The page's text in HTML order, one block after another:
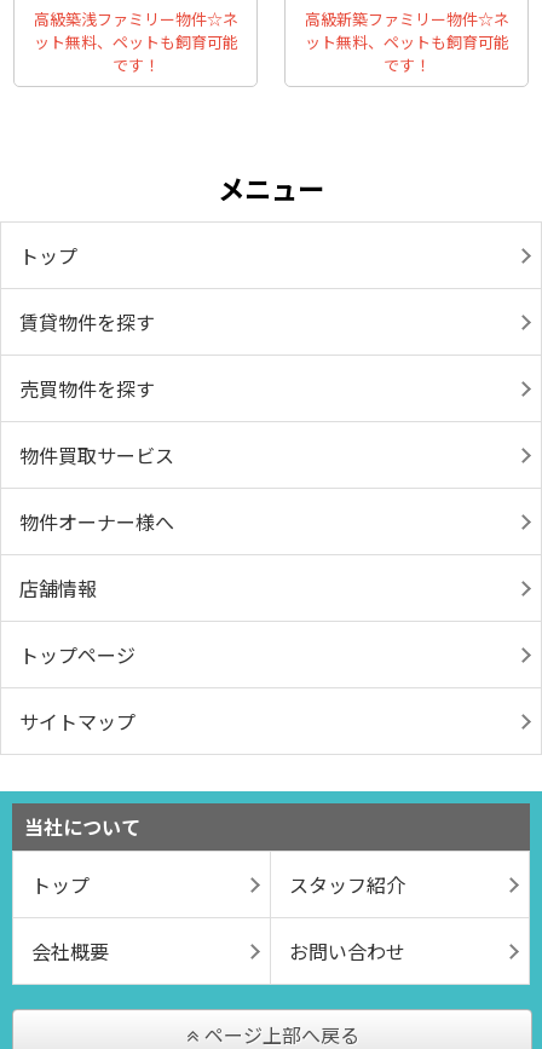
高級築浅ファミリー物件☆ネ
ット無料、ペットも飼育可能
です！
高級新築ファミリー物件☆ネ
ット無料、ペットも飼育可能
です！
メニュー
トップ
賃貸物件を探す
売買物件を探す
物件買取サービス
物件オーナー様へ
店舗情報
トップページ
サイトマップ
当社について
トップ
スタッフ紹介
会社概要 お問い合わせ
ページ上部へ戻る